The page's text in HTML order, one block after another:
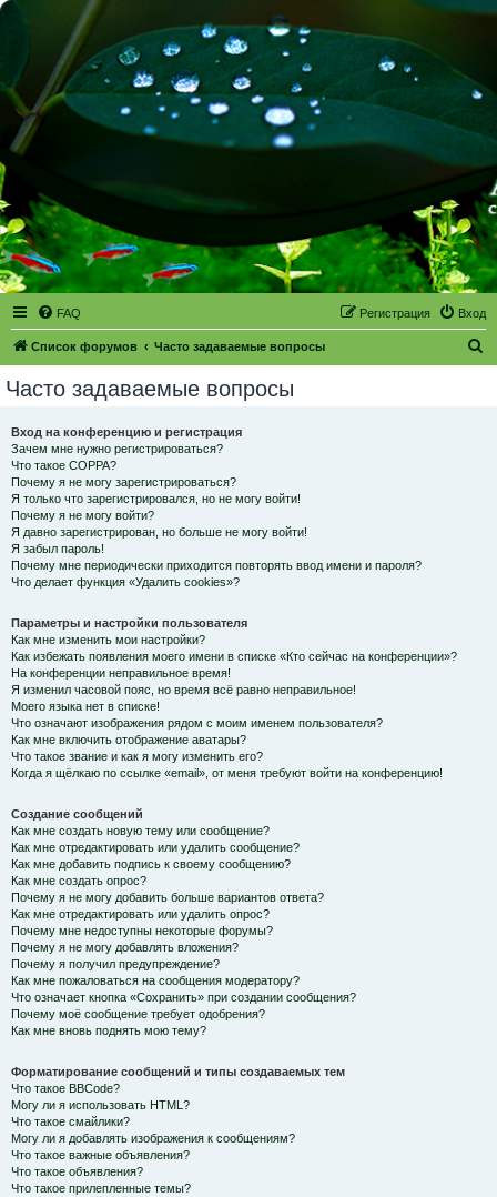
FAQ Вход
Регистрация
Список форумов Часто задаваемые вопросы
Часто задаваемые вопросы
Вход на конференцию и регистрация
Зачем мне нужно регистрироваться?
Что такое COPPA?
Почему я не могу зарегистрироваться?
Я только что зарегистрировался, но не могу войти!
Почему я не могу войти?
Я давно зарегистрирован, но больше не могу войти!
Я забыл пароль!
Почему мне периодически приходится повторять ввод имени и пароля?
Что делает функция «Удалить cookies»?
Параметры и настройки пользователя
Как мне изменить мои настройки?
Как избежать появления моего имени в списке «Кто сейчас на конференции»?
На конференции неправильное время!
Я изменил часовой пояс, но время всё равно неправильное!
Моего языка нет в списке!
Что означают изображения рядом с моим именем пользователя?
Как мне включить отображение аватары?
Что такое звание и как я могу изменить его?
Когда я щёлкаю по ссылке «email», от меня требуют войти на конференцию!
Создание сообщений
Как мне создать новую тему или сообщение?
Как мне отредактировать или удалить сообщение?
Как мне добавить подпись к своему сообщению?
Как мне создать опрос?
Почему я не могу добавить больше вариантов ответа?
Как мне отредактировать или удалить опрос?
Почему мне недоступны некоторые форумы?
Почему я не могу добавлять вложения?
Почему я получил предупреждение?
Как мне пожаловаться на сообщения модератору?
Что означает кнопка «Сохранить» при создании сообщения?
Почему моё сообщение требует одобрения?
Как мне вновь поднять мою тему?
Форматирование сообщений и типы создаваемых тем
Что такое BBCode?
Могу ли я использовать HTML?
Что такое смайлики?
Могу ли я добавлять изображения к сообщениям?
Что такое важные объявления?
Что такое объявления?
Что такое прилепленные темы?